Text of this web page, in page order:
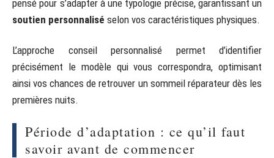
pensé pour s’adapter à une typologie précise, garantissant un
soutien personnalisé selon vos caractéristiques physiques.
L’approche conseil personnalisé permet d’identifier
précisément le modèle qui vous correspondra, optimisant
ainsi vos chances de retrouver un sommeil réparateur dès les
premières nuits.
Période d’adaptation : ce qu’il faut
savoir avant de commencer